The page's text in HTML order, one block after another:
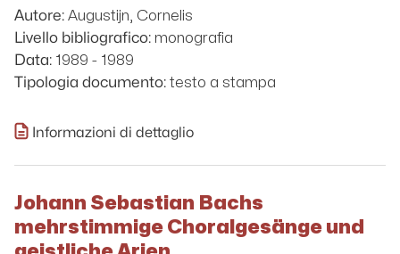
Autore: Augustijn, Cornelis
Livello bibliografico: monografia
Data: 1989 - 1989
Tipologia documento: testo a stampa
Informazioni di dettaglio
Johann Sebastian Bachs
mehrstimmige Choralgesänge und